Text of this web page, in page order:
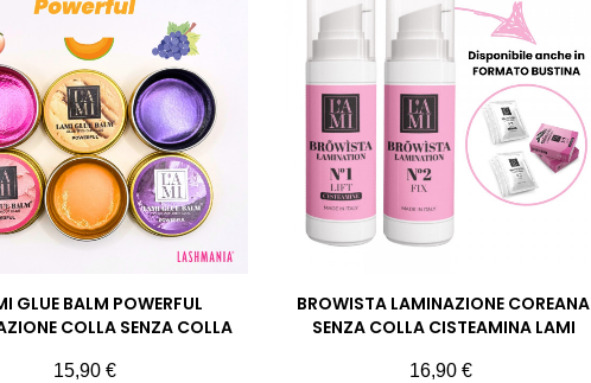
GLUE BALM POWERFUL
COLLA SENZA COLLA
Prezzo
15,90 €
BROWISTA LAMINAZIONE COREANA
SENZA COLLA CISTEAMINA LAMI
Prezzo
16,90 €